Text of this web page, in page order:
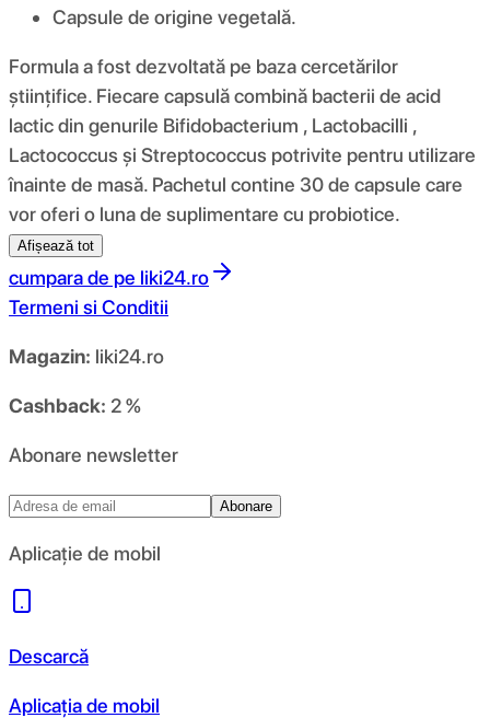
Capsule de origine vegetală.
Formula a fost dezvoltată pe baza cercetărilor
științifice. Fiecare capsulă combină bacterii de acid
lactic din genurile Bifidobacterium , Lactobacilli ,
Lactococcus și Streptococcus potrivite pentru utilizare
înainte de masă. Pachetul contine 30 de capsule care
vor oferi o luna de suplimentare cu probiotice.
Afișează tot
cumpara de pe liki24.ro
Termeni si Conditii
Magazin: liki24.ro
Cashback: 2 %
Abonare newsletter
Abonare
Aplicație de mobil
Descarcă
Aplicația de mobil